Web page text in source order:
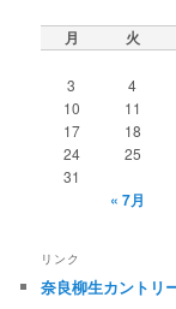
ゲ
ー
月 火
3
4
10
11
17
18
24
25
31
« 7月
リンク
奈良柳生カントリ